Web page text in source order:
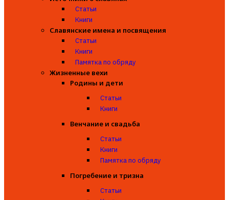
Статьи
Книги
Славянские имена и посвящения
Статьи
Книги
Памятка по обряду
Жизненные вехи
Родины и дети
Статьи
Книги
Венчание и свадьба
Статьи
Книги
Памятка по обряду
Погребение и тризна
Статьи